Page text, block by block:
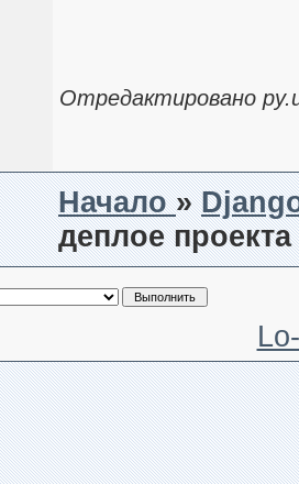
Отредактировано
Начало»
деплое